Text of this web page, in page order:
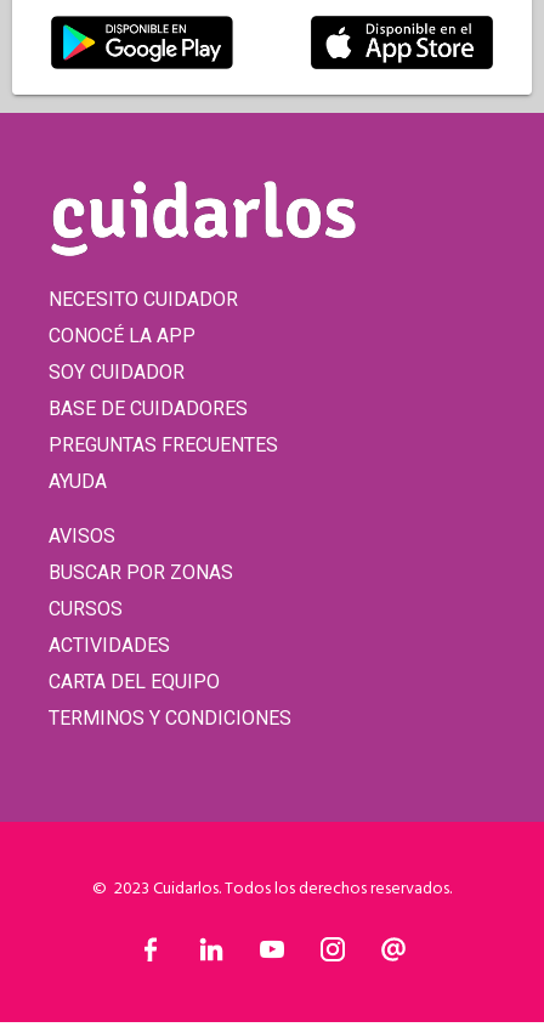
NECESITO CUIDADOR
CONOCÉ LA APP
SOY CUIDADOR
BASE DE CUIDADORES
PREGUNTAS FRECUENTES
AYUDA
AVISOS
BUSCAR POR ZONAS
CURSOS
ACTIVIDADES
CARTA DEL EQUIPO
TERMINOS Y CONDICIONES
© 2023 Cuidarlos. Todos los derechos reservados.